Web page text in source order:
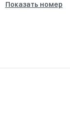
Показать номер